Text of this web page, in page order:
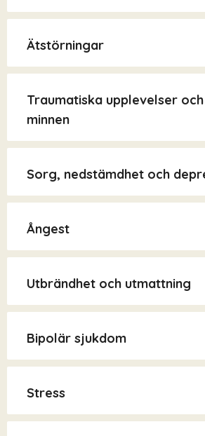
Ätstörningar
Traumatiska upplevelser
minnen
Sorg, nedstämdhet och
Ångest
Utbrändhet och utmattning
Bipolär sjukdom
Stress